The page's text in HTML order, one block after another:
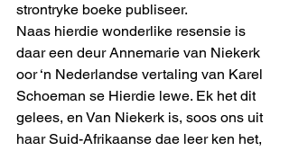
strontryke boeke publiseer.
Naas hierdie wonderlike resensie is
daar een deur Annemarie van Niekerk
oor ‘n Nederlandse vertaling van Karel
Schoeman se Hierdie lewe. Ek het dit
gelees, en Van Niekerk is, soos ons uit
haar Suid-Afrikaanse dae leer ken het,